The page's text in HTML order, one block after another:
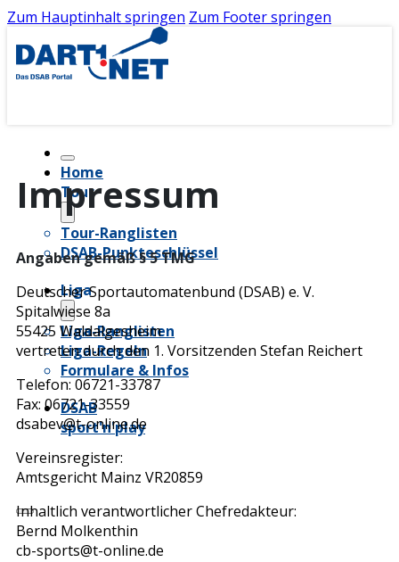
Zum Hauptinhalt springen Zum Footer springen
Home
Tour
Tour-Ranglisten
DSAB-Punkteschlüssel
Liga
Liga-Ranglisten
Liga-Regeln
Formulare & Infos
DSAB
sport'n'play
Impressum
Angaben gemäß § 5 TMG
Deutscher Sportautomatenbund (DSAB) e. V.
Spitalwiese 8a
55425 Waldalgesheim
vertreten durch den 1. Vorsitzenden Stefan Reichert
Telefon: 06721-33787
Fax: 06721-33559
dsabev@t-online.de
Vereinsregister:
Amtsgericht Mainz VR20859
Inhaltlich verantwortlicher Chefredakteur:
Bernd Molkenthin
cb-sports@t-online.de